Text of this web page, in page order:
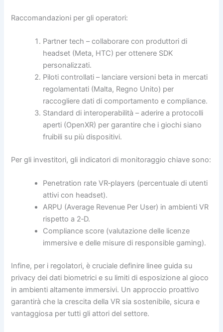
Raccomandazioni per gli operatori:
Partner tech – collaborare con produttori di
headset (Meta, HTC) per ottenere SDK
personalizzati.
Piloti controllati – lanciare versioni beta in mercati
regolamentati (Malta, Regno Unito) per
raccogliere dati di comportamento e compliance.
Standard di interoperabilità – aderire a protocolli
aperti (OpenXR) per garantire che i giochi siano
fruibili su più dispositivi.
Per gli investitori, gli indicatori di monitoraggio chiave sono:
Penetration rate VR‑players (percentuale di utenti
attivi con headset).
ARPU (Average Revenue Per User) in ambienti VR
rispetto a 2‑D.
Compliance score (valutazione delle licenze
immersive e delle misure di responsible gaming).
Infine, per i regolatori, è cruciale definire linee guida su
privacy dei dati biometrici e su limiti di esposizione al gioco
in ambienti altamente immersivi. Un approccio proattivo
garantirà che la crescita della VR sia sostenibile, sicura e
vantaggiosa per tutti gli attori del settore.